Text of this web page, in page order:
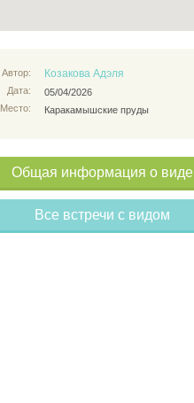
Автор:
Дата:
Место:
Козакова Адэля
05/04/2026
Каракамышские пруды
Общая информация о виде
Все встречи с видом